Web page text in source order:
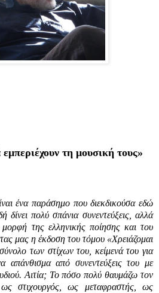
τη μουσική τους»
ένα παράσημο που διεκδικούσα εδώ
δίνει πολύ σπάνια συνεντεύξεις, αλλά
μορφή της ελληνικής ποίησης και του
μας η έκδοση του τόμου «Χρειάζομαι
των στίχων του, κείμενά του για
απάνθισμα από συνεντεύξεις του με
Αιτία; Το πόσο πολύ θαυμάζω τον
στιχουργός, ως μεταφραστής, ως